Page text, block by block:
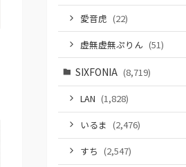
愛音虎 (22)
虚無虚無ぷりん (51)
SIXFONIA (8,719)
LAN (1,828)
いるま (2,476)
すち (2,547)